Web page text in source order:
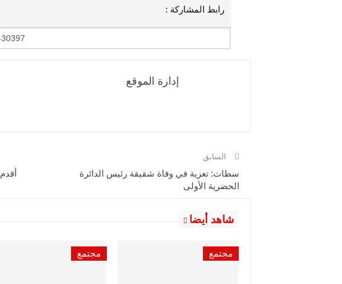
رابط المشاركة :
إدارة الموقع
السابق
سطات: تعزية في وفاة شقيقة رئيس الدائرة
الحضرية الأولى
شاهد أيضا
مجتمع مجتمع